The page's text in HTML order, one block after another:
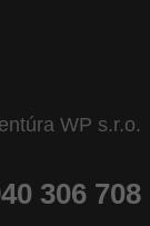
WP s.r.o.
306 708